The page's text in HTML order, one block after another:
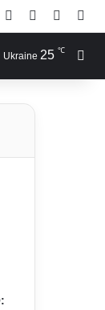
RSS Log In
Ukraine 25 ℃